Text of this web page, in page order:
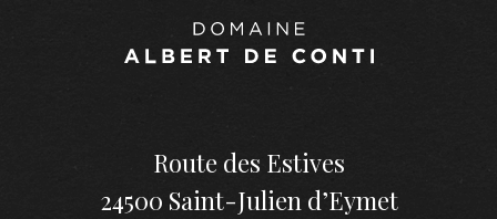
Route des Estives
24500 Saint-Julien d’Eymet